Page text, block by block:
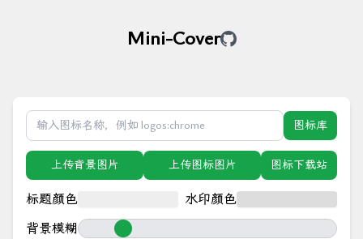
Mini-Cover
图标库
上传背景图片 上传图标图片 图标下载站
标题颜色
水印颜色
背景模糊